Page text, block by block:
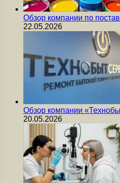
Обзор компании по
22.05.2026
Обзор компании
20.05.2026